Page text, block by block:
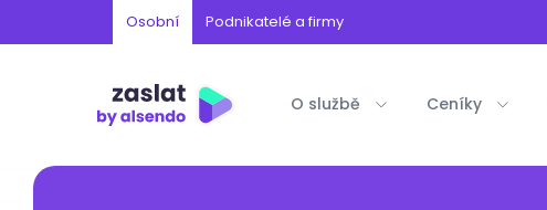
Osobní Podnikatelé a firmy
O službě Ceníky